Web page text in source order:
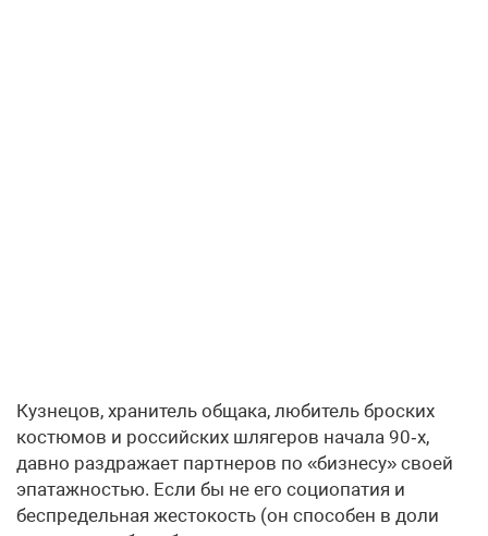
Кузнецов, хранитель общака, любитель броских
костюмов и российских шлягеров начала 90‑х,
давно раздражает партнеров по «бизнесу» своей
эпатажностью. Если бы не его социопатия и
беспредельная жестокость (он способен в доли